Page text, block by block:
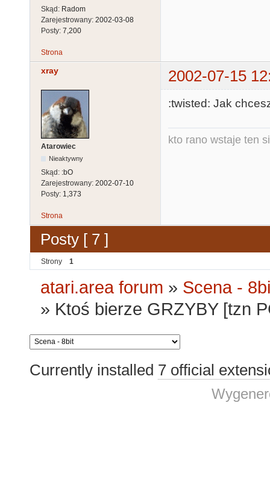
Skąd: Radom
Zarejestrowany: 2002-03-08
Posty: 7,200
Strona
xray 2002-07-15
Atarowiec
Nieaktywny
Skąd: :bO
Zarejestrowany: 2002-07-10
Posty: 1,373
:twisted: Jak
kto rano wstaje ten
Strona
Posty [ 7 ]
Strony 1
atari.area forum » Scena -
» Ktoś bierze GRZYBY [tzn
Currently installed 7 official